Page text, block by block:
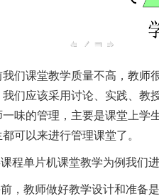
们课堂教学质量不高，教师
们应该采用讨论、实践、教
味的管理，主要是课堂上学
可以来进行管理课堂了。
程单片机课堂教学为例我们
前，教师做好教学设计和准备